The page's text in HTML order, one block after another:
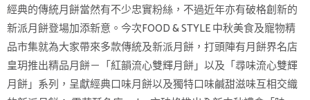
經典的傳統月餅當然有不少忠實粉絲，不過近年亦有破格創新的
新派月餅登場加添新意。今次FOOD & STYLE 中秋美食及寵物精
品市集就為大家帶來多款傳統及新派月餅，打頭陣有月餅界名店
皇玥推出精品月餅－「紅韻流心雙輝月餅」以及「尋味流心雙輝
月餅」系列，呈獻經典口味月餅以及獨特口味鹹甜滋味互相交織